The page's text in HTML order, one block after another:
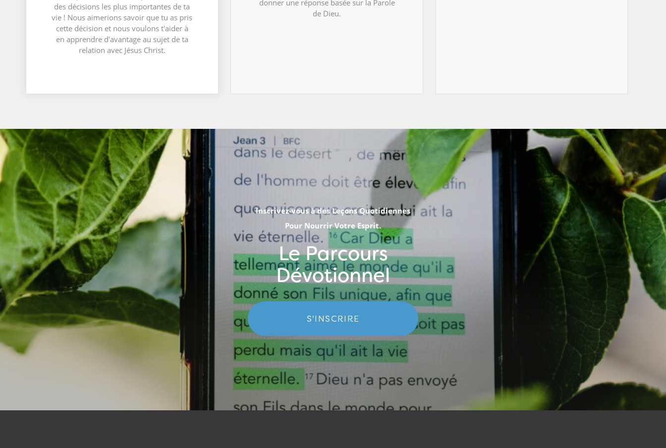
des décisions les plus importantes de ta
vie ! Nous aimerions savoir que tu as pris
cette décision et nous voulons t'aider à
en apprendre d'avantage au sujet de ta
relation avec Jésus Christ.
donner une réponse basée sur la Parole
de Dieu.
Inscrivez-vous à des Leçons Quotidiennes
Pour Nourrir Votre Esprit.
Le Parcours
Dévotionnel
S'INSCRIRE